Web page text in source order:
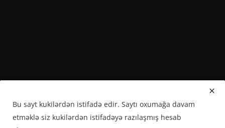
Bu sayt kukilərdən istifadə edir. Saytı oxumağa davam
etməklə siz kukilərdən istifadəyə razılaşmış hesab